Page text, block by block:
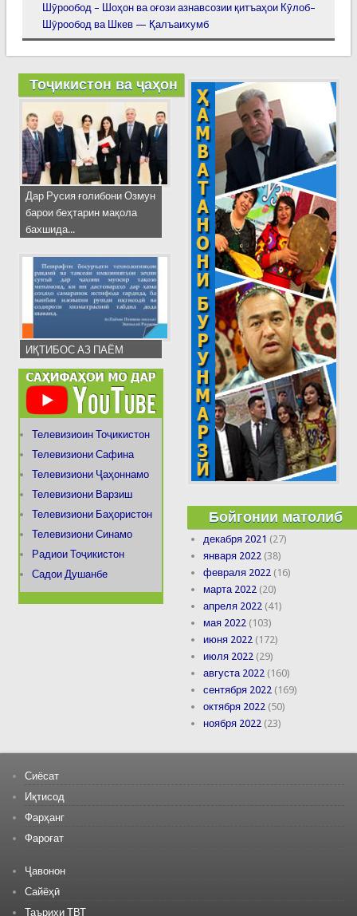
Шӯрообод – Шоҳон ва оғози азнавсозии қитъаҳои Кӯлоб–
Шӯрообод ва Шкев — Қалъаихумб
Тоҷикистон ва ҷаҳон
Дар Русия ғолибони Озмун
барои беҳтарин мақола
бахшида...
ИҚТИБОС АЗ ПАЁМ
Телевизиоин Тоҷикистон
Телевизиони Сафина
Телевизиони Ҷаҳоннамо
Телевизиони Варзиш
Телевизиони Баҳористон
Телевизиони Синамо
Радиои Тоҷикистон
Садои Душанбе
Бойгонии матолиб
декабря 2021 (27)
января 2022 (38)
февраля 2022 (16)
марта 2022 (20)
апреля 2022 (41)
мая 2022 (103)
июня 2022 (172)
июля 2022 (29)
августа 2022 (160)
сентября 2022 (169)
октября 2022 (50)
ноября 2022 (23)
Сиёсат
Иқтисод
Фарҳанг
Фароғат
Ҷавонон
Сайёҳӣ
Таърихи ТВТ